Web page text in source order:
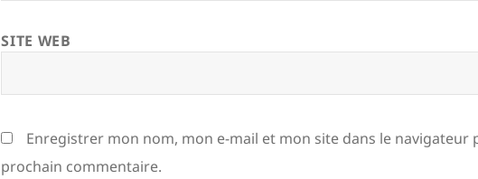
SITE WEB
Enregistrer mon nom, mon e-mail et mon site dans le navigateur
prochain commentaire.